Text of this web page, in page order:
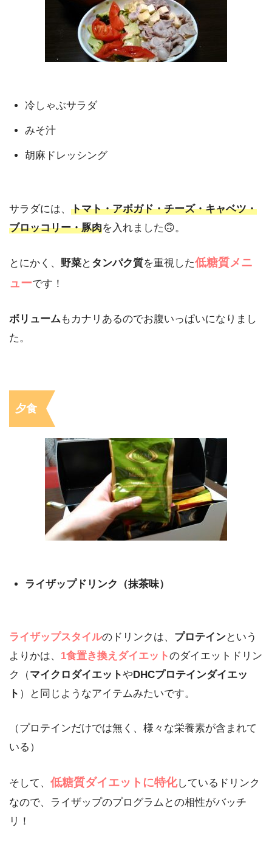
冷しゃぶサラダ
みそ汁
胡麻ドレッシング
サラダには、 トマト・アボガド・チーズ・キャベツ・
ブロッコリー・豚肉を入れました🙃。
とにかく、 野菜と タンパク質を重視した低糖質メニ
ューです！
ボリュームもカナリあるのでお腹いっぱいになりまし
た。
夕食
ライザップドリンク（抹茶味）
ライザップスタイルのドリンクは、 プロテインという
よりかは、 1食置き換えダイエットのダイエットドリン
ク（マイクロダイエットやDHCプロテインダイエッ
ト ）と同じようなアイテムみたいです。
（プロテインだけでは無く、様々な栄養素が含まれて
いる）
そして、 低糖質ダイエットに特化しているドリンク
なので、ライザップのプログラムとの相性がバッチ
リ！